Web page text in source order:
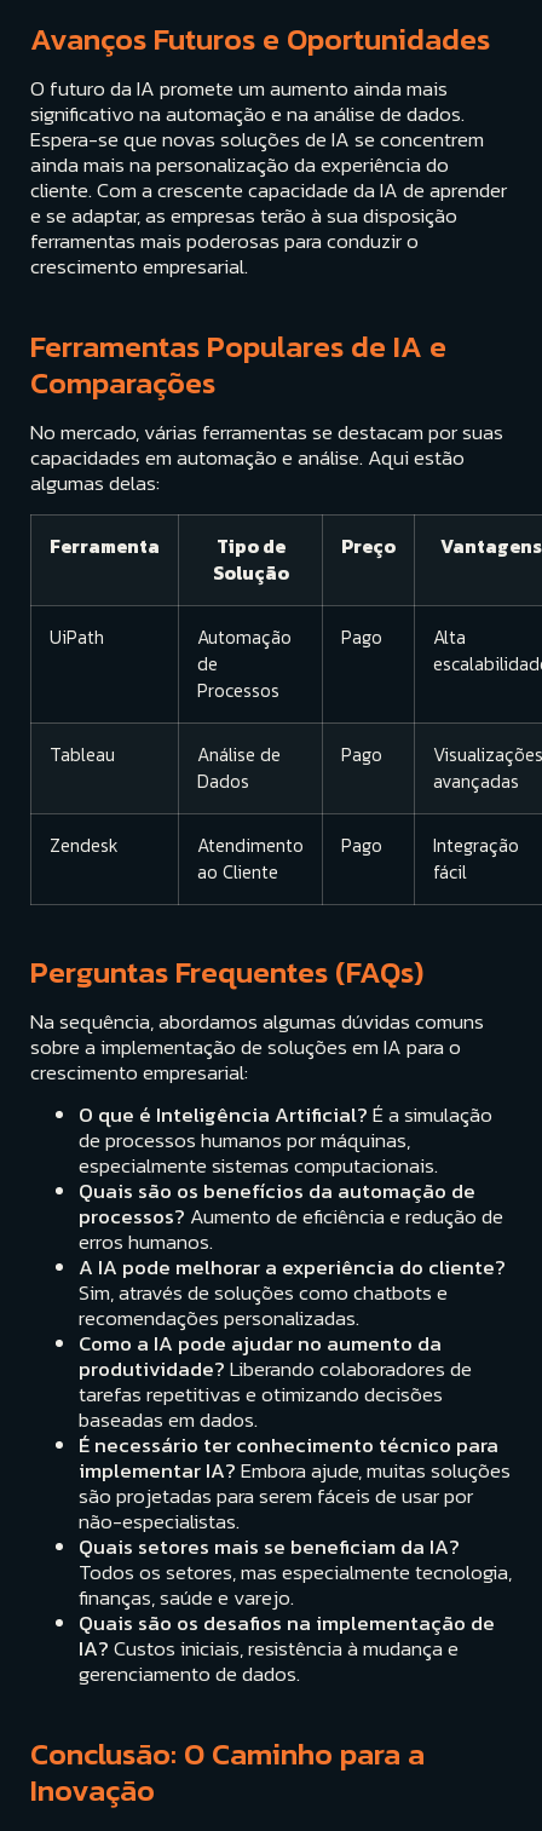
Avanços Futuros e Oportunidades
O futuro da IA promete um aumento ainda mais
significativo na automação e na análise de dados.
Espera-se que novas soluções de IA se concentrem
ainda mais na personalização da experiência do
cliente. Com a crescente capacidade da IA de aprender
e se adaptar, as empresas terão à sua disposição
ferramentas mais poderosas para conduzir o
crescimento empresarial.
Ferramentas Populares de IA e
Comparações
No mercado, várias ferramentas se destacam por suas
capacidades em automação e análise. Aqui estão
algumas delas:
Ferramenta
Tipo de
Solução
Preço Vantagens
UiPath
Automação
de
Processos
Pago
Alta
Tableau
Análise de
Dados
Pago
Visualizações
avançadas
Zendesk
Atendimento
ao Cliente
Pago
Integração
fácil
Perguntas Frequentes (FAQs)
Na sequência, abordamos algumas dúvidas comuns
sobre a implementação de soluções em IA para o
crescimento empresarial:
O que é Inteligência Artificial?É a simulação
de processos humanos por máquinas,
especialmente sistemas computacionais.
Quais são os benefícios da automação de
processos? Aumento de eficiência e redução de
erros humanos.
A IA pode melhorar a experiência do cliente?
Sim, através de soluções como chatbots e
recomendações personalizadas.
Como a IA pode ajudar no aumento da
produtividade?Liberando colaboradores de
tarefas repetitivas e otimizando decisões
baseadas em dados.
É necessário ter conhecimento técnico para
implementar IA?Embora ajude, muitas soluções
são projetadas para serem fáceis de usar por
não-especialistas.
Quais setores mais se beneficiam da IA?
Todos os setores, mas especialmente tecnologia,
finanças, saúde e varejo.
Quais são os desafios na implementação de
IA?Custos iniciais, resistência à mudança e
gerenciamento de dados.
Conclusão: O Caminho para a
Inovação